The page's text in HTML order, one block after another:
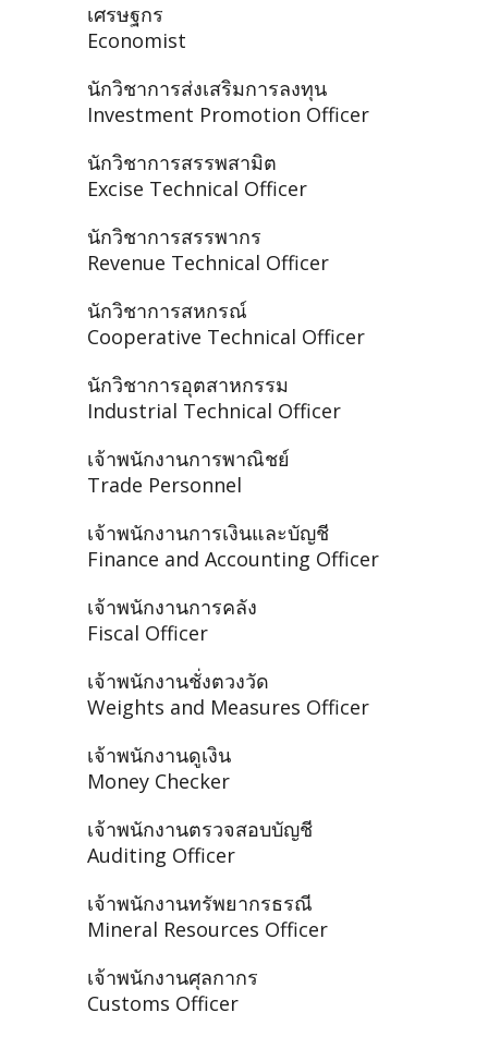
เศรษฐกร
Economist
นักวิชาการส่งเสริมการลงทุน
Investment Promotion Officer
นักวิชาการสรรพสามิต
Excise Technical Officer
นักวิชาการสรรพากร
Revenue Technical Officer
นักวิชาการสหกรณ์
Cooperative Technical Officer
นักวิชาการอุตสาหกรรม
Industrial Technical Officer
เจ้าพนักงานการพาณิชย์
Trade Personnel
เจ้าพนักงานการเงินและบัญชี
Finance and Accounting Officer
เจ้าพนักงานการคลัง
Fiscal Officer
เจ้าพนักงานชั่งตวงวัด
Weights and Measures Officer
เจ้าพนักงานดูเงิน
Money Checker
เจ้าพนักงานตรวจสอบบัญชี
Auditing Officer
เจ้าพนักงานทรัพยากรธรณี
Mineral Resources Officer
เจ้าพนักงานศุลกากร
Customs Officer